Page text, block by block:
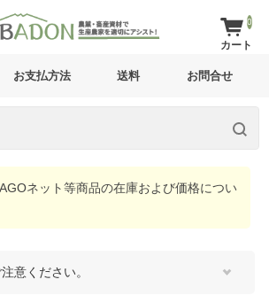
0
お支払方法 送料 お問合せ
ネット等商品の在庫および価格につい
意ください。